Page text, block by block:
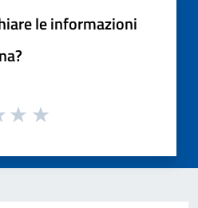
le informazioni